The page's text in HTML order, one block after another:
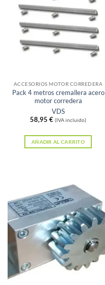
ACCESORIOS MOTOR CORREDERA
Pack 4 metros cremallera acero
motor corredera
VDS
58,95 € (IVA incluido)
AÑADIR AL CARRITO